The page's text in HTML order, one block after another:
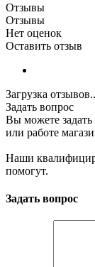
Отзывы
Отзывы
Нет оценок
Оставить отзыв
Загрузка
Задать вопрос
Вы можете
или работе
Наши
помогут.
Задать вопрос